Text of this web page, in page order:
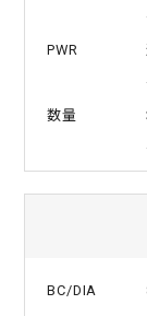
PWR
数量
BC/DIA